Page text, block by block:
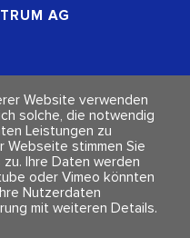
AG
Folge uns
Website verwenden
solche, die notwendig
Leistungen zu
Webseite stimmen Sie
Ihre Daten werden
oder Vimeo könnten
Nutzerdaten
mit weiteren Details.